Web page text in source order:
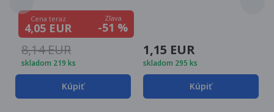
Cena teraz
4,05 EUR
Zľava
-51 %
8,14 EUR
skladom 219 ks
Kúpiť
1,15 EUR
skladom 295 ks
Kúpiť